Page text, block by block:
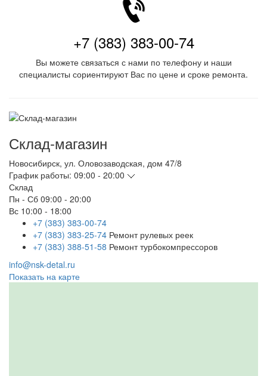
+7 (383) 383-00-74
Вы можете связаться с нами по телефону и наши
специалисты сориентируют Вас по цене и сроке ремонта.
Склад-магазин
Новосибирск, ул. Оловозаводская, дом 47/8
График работы: 09:00 - 20:00
Склад
Пн - Сб 09:00 - 20:00
Вс 10:00 - 18:00
+7 (383) 383-00-74
+7 (383) 383-25-74 Ремонт рулевых реек
+7 (383) 388-51-58 Ремонт турбокомпрессоров
info@nsk-detal.ru
Показать на карте